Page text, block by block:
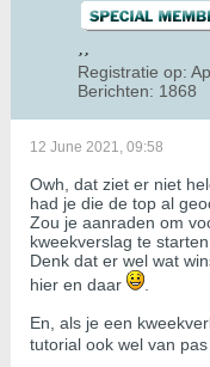
Registratie op:
Berichten: 1868
12 June 2021, 09:58
Owh, dat ziet er niet
had je die de top al
Zou je aanraden om
kweekverslag te starten.
Denk dat er wel wat
hier en daar
En, als je een
tutorial ook wel van pas